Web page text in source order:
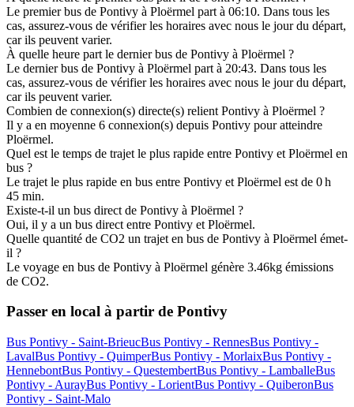
Le premier bus de Pontivy à Ploërmel part à 06:10. Dans tous les
cas, assurez-vous de vérifier les horaires avec nous le jour du départ,
car ils peuvent varier.
À quelle heure part le dernier bus de Pontivy à Ploërmel ?
Le dernier bus de Pontivy à Ploërmel part à 20:43. Dans tous les
cas, assurez-vous de vérifier les horaires avec nous le jour du départ,
car ils peuvent varier.
Combien de connexion(s) directe(s) relient Pontivy à Ploërmel ?
Il y a en moyenne 6 connexion(s) depuis Pontivy pour atteindre
Ploërmel.
Quel est le temps de trajet le plus rapide entre Pontivy et Ploërmel en
bus ?
Le trajet le plus rapide en bus entre Pontivy et Ploërmel est de 0 h
45 min.
Existe-t-il un bus direct de Pontivy à Ploërmel ?
Oui, il y a un bus direct entre Pontivy et Ploërmel.
Quelle quantité de CO2 un trajet en bus de Pontivy à Ploërmel émet-
il ?
Le voyage en bus de Pontivy à Ploërmel génère 3.46kg émissions
de CO2.
Passer en local à partir de Pontivy
Bus Pontivy - Saint-BrieucBus Pontivy - RennesBus Pontivy -
LavalBus Pontivy - QuimperBus Pontivy - MorlaixBus Pontivy -
HennebontBus Pontivy - QuestembertBus Pontivy - LamballeBus
Pontivy - AurayBus Pontivy - LorientBus Pontivy - QuiberonBus
Pontivy - Saint-Malo